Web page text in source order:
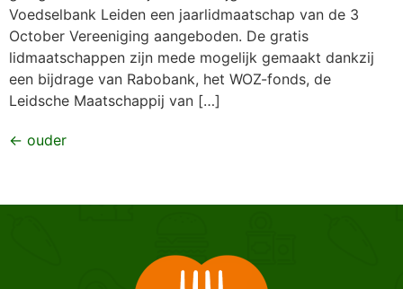
Voedselbank Leiden een jaarlidmaatschap van de 3
October Vereeniging aangeboden. De gratis
lidmaatschappen zijn mede mogelijk gemaakt dankzij
een bijdrage van Rabobank, het WOZ-fonds, de
Leidsche Maatschappij van […]
← ouder